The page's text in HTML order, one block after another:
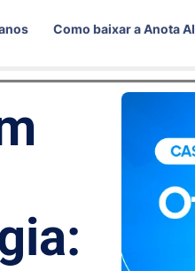
Como baixar a Anota AI